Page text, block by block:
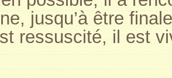
jusqu’à être
ressuscité, il est